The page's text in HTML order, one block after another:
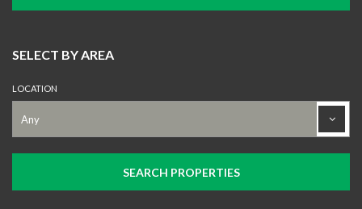
SELECT BY AREA
LOCATION